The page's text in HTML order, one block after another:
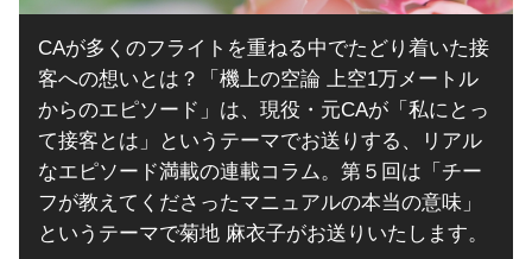
CAが多くのフライトを重ねる中でたどり着いた接
客への想いとは？「機上の空論 上空1万メートル
からのエピソード」は、現役・元CAが「私にとっ
て接客とは」というテーマでお送りする、リアル
なエピソード満載の連載コラム。第５回は「チー
フが教えてくださったマニュアルの本当の意味」
というテーマで菊地 麻衣子がお送りいたします。